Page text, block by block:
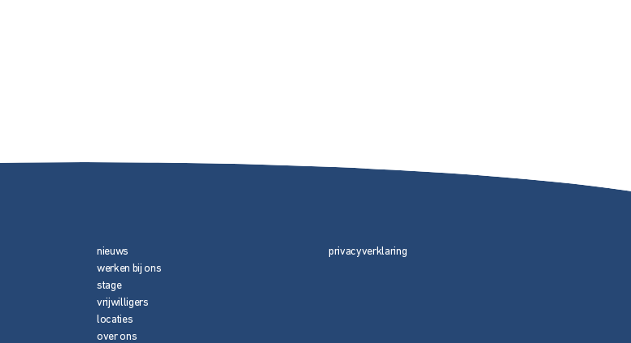
nieuws
werken bij ons
stage
vrijwilligers
locaties
over ons
privacyverklaring